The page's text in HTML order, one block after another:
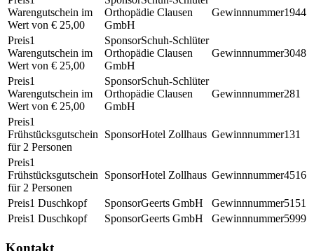
Warengutschein im
Wert von € 25,00
Orthopädie Clausen
GmbH
1944
1
Warengutschein im
Wert von € 25,00
Schuh-Schlüter
Orthopädie Clausen
GmbH
3048
1
Warengutschein im
Wert von € 25,00
Schuh-Schlüter
Orthopädie Clausen
GmbH
281
1
Frühstücksgutschein
für 2 Personen
Hotel Zollhaus 131
1
Frühstücksgutschein
für 2 Personen
Hotel Zollhaus 4516
1 Duschkopf Geerts GmbH
5151
1 Duschkopf
Geerts GmbH 5999
Kontakt